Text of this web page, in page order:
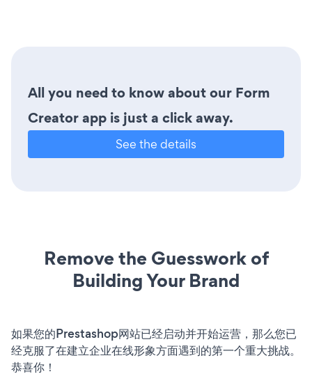
All you need to know about our Form
Creator app is just a click away.
See the details
Remove the Guesswork of
Building Your Brand
如果您的Prestashop网站已经启动并开始运营，那么您已
经克服了在建立企业在线形象方面遇到的第一个重大挑战。
恭喜你！